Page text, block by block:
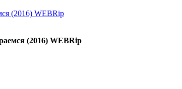
(2016) WEBRip